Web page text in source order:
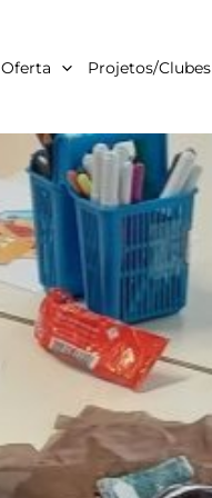
Oferta Projetos/Clubes